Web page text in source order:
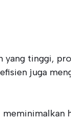
yang tinggi,
juga